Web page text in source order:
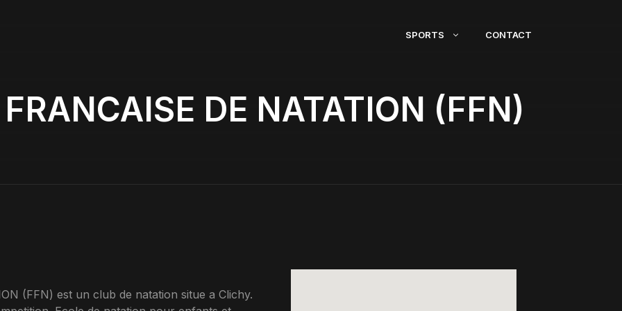
SPORTS CONTACT
DE NATATION (FFN)
(FFN) est un club de natation situe a Clichy.